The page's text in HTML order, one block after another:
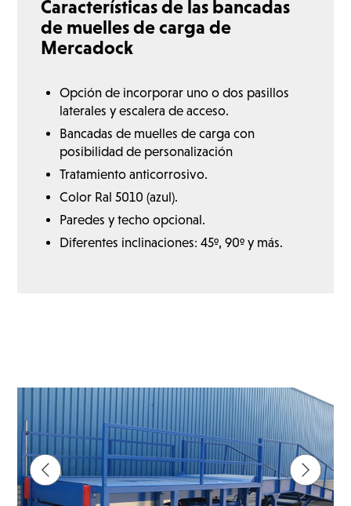
Características de las bancadas
de muelles de carga de
Mercadock
Opción de incorporar uno o dos pasillos
laterales y escalera de acceso.
Bancadas de muelles de carga con
posibilidad de personalización
Tratamiento anticorrosivo.
Color Ral 5010 (azul).
Paredes y techo opcional.
Diferentes inclinaciones: 45º, 90º y más.